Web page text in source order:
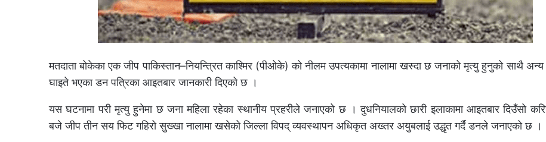
मतदाता बोकेका एक जीप पाकिस्तान–नियन्त्रित काश्मिर (पीओके) को नीलम उपत्यकामा नालामा खस्दा छ जनाको मृत्यु हुनुको साथै
घाइते भएका डन पत्रिका आइतबार जानकारी दिएको छ ।
यस घटनामा परी मृत्यु हुनेमा छ जना महिला रहेका स्थानीय प्रहरीले जनाएको छ । दुधनियालको छारी इलाकामा आइतबार दिउँसो
बजे जीप तीन सय फिट गहिरो सुख्खा नालामा खसेको जिल्ला विपद् व्यवस्थापन अधिकृत अख्तर अयुबलाई उद्धृत गर्दै डनले जनाएको छ ।